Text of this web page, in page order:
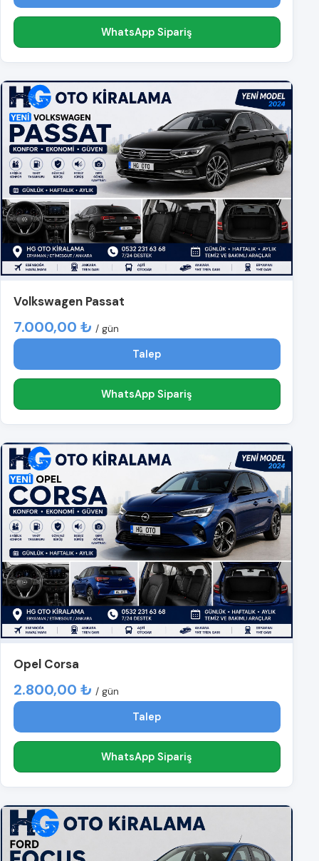
WhatsApp Sipariş
Volkswagen Passat
7.000,00 ₺ / gün
Talep
WhatsApp Sipariş
Opel Corsa
2.800,00 ₺ / gün
Talep
WhatsApp Sipariş